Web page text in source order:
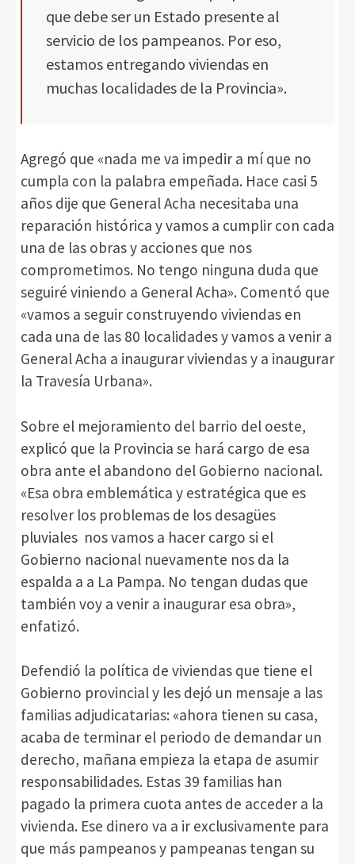
que debe ser un Estado presente al
servicio de los pampeanos. Por eso,
estamos entregando viviendas en
muchas localidades de la Provincia».
Agregó que «nada me va impedir a mí que no
cumpla con la palabra empeñada. Hace casi 5
años dije que General Acha necesitaba una
reparación histórica y vamos a cumplir con cada
una de las obras y acciones que nos
comprometimos. No tengo ninguna duda que
seguiré viniendo a General Acha». Comentó que
«vamos a seguir construyendo viviendas en
cada una de las 80 localidades y vamos a venir a
General Acha a inaugurar viviendas y a inaugurar
la Travesía Urbana».
Sobre el mejoramiento del barrio del oeste,
explicó que la Provincia se hará cargo de esa
obra ante el abandono del Gobierno nacional.
«Esa obra emblemática y estratégica que es
resolver los problemas de los desagües
pluviales nos vamos a hacer cargo si el
Gobierno nacional nuevamente nos da la
espalda a a La Pampa. No tengan dudas que
también voy a venir a inaugurar esa obra»,
enfatizó.
Defendió la política de viviendas que tiene el
Gobierno provincial y les dejó un mensaje a las
familias adjudicatarias: «ahora tienen su casa,
acaba de terminar el periodo de demandar un
derecho, mañana empieza la etapa de asumir
responsabilidades. Estas 39 familias han
pagado la primera cuota antes de acceder a la
vivienda. Ese dinero va a ir exclusivamente para
que más pampeanos y pampeanas tengan su